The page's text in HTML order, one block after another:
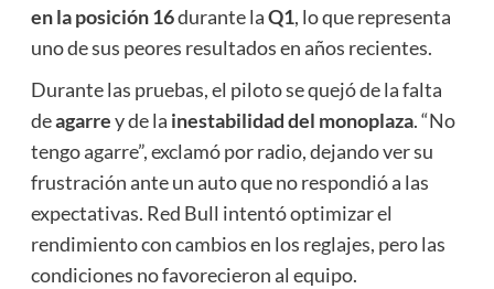
en la posición 16durante laQ1, lo que representa
uno de sus peores resultados en años recientes.
Durante las pruebas, el piloto se quejó de la falta
deagarrey de la inestabilidad del monoplaza. “No
tengo agarre”, exclamó por radio, dejando ver su
frustración ante un auto que no respondió a las
expectativas. Red Bull intentó optimizar el
rendimiento con cambios en los reglajes, pero las
condiciones no favorecieron al equipo.